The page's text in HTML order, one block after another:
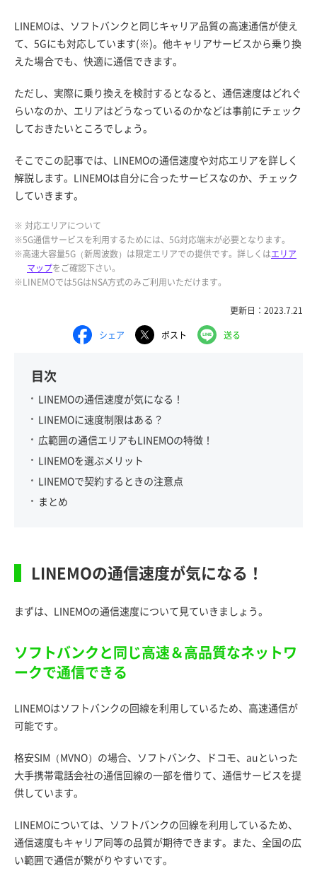
LINEMOは、ソフトバンクと同じキャリア品質の高速通信が使え
て、5Gにも対応しています(※)。他キャリアサービスから乗り換
えた場合でも、快適に通信できます。
ただし、実際に乗り換えを検討するとなると、通信速度はどれぐ
らいなのか、エリアはどうなっているのかなどは事前にチェック
しておきたいところでしょう。
そこでこの記事では、LINEMOの通信速度や対応エリアを詳しく
解説します。LINEMOは自分に合ったサービスなのか、チェック
していきます。
※ 対応エリアについて
※5G通信サービスを利用するためには、5G対応端末が必要となります。
※高速大容量5G（新周波数）は限定エリアでの提供です。詳しくはエリア
マップをご確認下さい。
※LINEMOでは5GはNSA方式のみご利用いただけます。
更新日：2023.7.21
シェア ポスト 送る
目次
LINEMOの通信速度が気になる！
LINEMOに速度制限はある？
広範囲の通信エリアもLINEMOの特徴！
LINEMOを選ぶメリット
LINEMOで契約するときの注意点
まとめ
LINEMOの通信速度が気になる！
まずは、LINEMOの通信速度について見ていきましょう。
ソフトバンクと同じ高速＆高品質なネットワ
ークで通信できる
LINEMOはソフトバンクの回線を利用しているため、高速通信が
可能です。
格安SIM（MVNO）の場合、ソフトバンク、ドコモ、auといった
大手携帯電話会社の通信回線の一部を借りて、通信サービスを提
供しています。
LINEMOについては、ソフトバンクの回線を利用しているため、
通信速度もキャリア同等の品質が期待できます。また、全国の広
い範囲で通信が繋がりやすいです。